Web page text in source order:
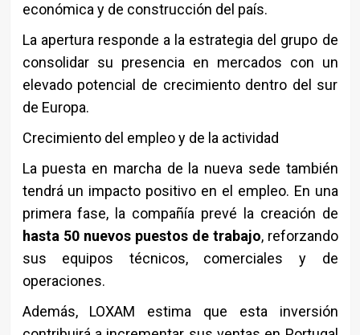
económica y de construcción del país.
La apertura responde a la estrategia del grupo de
consolidar su presencia en mercados con un
elevado potencial de crecimiento dentro del sur
de Europa.
Crecimiento del empleo y de la actividad
La puesta en marcha de la nueva sede también
tendrá un impacto positivo en el empleo. En una
primera fase, la compañía prevé la creación de
hasta 50 nuevos puestos de trabajo, reforzando
sus equipos técnicos, comerciales y de
operaciones.
Además, LOXAM estima que esta inversión